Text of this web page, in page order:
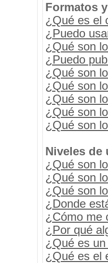
Formatos
¿Qué es el
¿Puedo
¿Qué son
¿Puedo
¿Qué son
¿Qué son
¿Qué son
¿Qué son
¿Qué son
Niveles de
¿Qué son
¿Qué son
¿Qué son
¿Donde
¿Cómo me
¿Por qué
¿Qué es
¿Qué es el